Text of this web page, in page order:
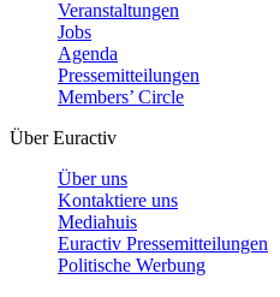
Veranstaltungen
Jobs
Agenda
Pressemitteilungen
Members’ Circle
Über Euractiv
Über uns
Kontaktiere uns
Mediahuis
Euractiv Pressemitteilungen
Politische Werbung